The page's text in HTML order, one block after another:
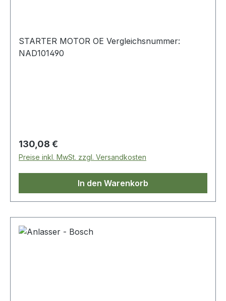
STARTER MOTOR OE Vergleichsnummer:
NAD101490
Regulärer Preis:
130,08 €
Preise inkl. MwSt. zzgl. Versandkosten
In den Warenkorb